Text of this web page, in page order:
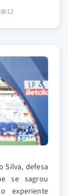
12
Silva, defesa
se sagrou
experiente